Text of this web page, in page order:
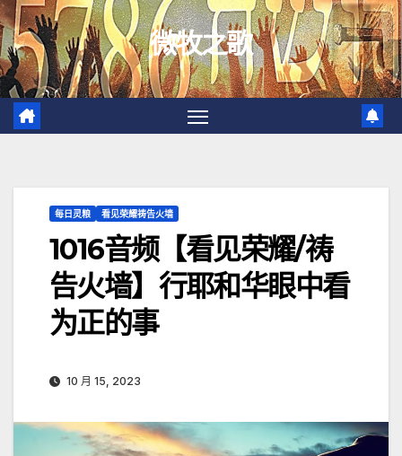
跳
至
内
容
微牧之歌
每日灵粮 看见荣耀祷告火墙
1016音频【看见荣耀/祷
告火墙】行耶和华眼中看
为正的事
10 月 15, 2023